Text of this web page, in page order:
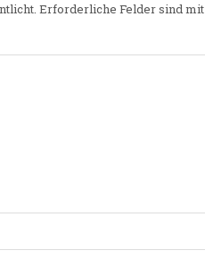
Erforderliche Felder sind mit